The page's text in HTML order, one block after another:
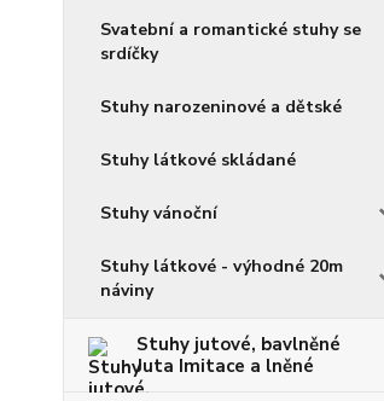
Svatební a romantické stuhy se
srdíčky
Stuhy narozeninové a dětské
Stuhy látkové skládané
Stuhy vánoční
Stuhy látkové - výhodné 20m
náviny
Stuhy jutové, bavlněné
Juta Imitace a lněné